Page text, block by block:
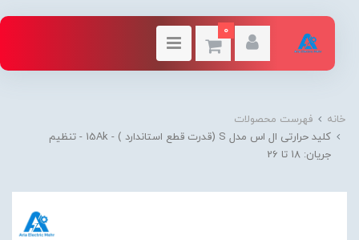
0
خانه
فهرست محصولات
کلید حرارتی ال اس مدل S (قدرت قطع استاندارد ) - 15Ak - تنظیم
جریان: 18 تا 26